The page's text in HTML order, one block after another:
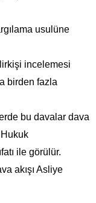
usulüne
incelemesi
birden fazla
bu davalar dava
ile görülür.
akışı Asliye